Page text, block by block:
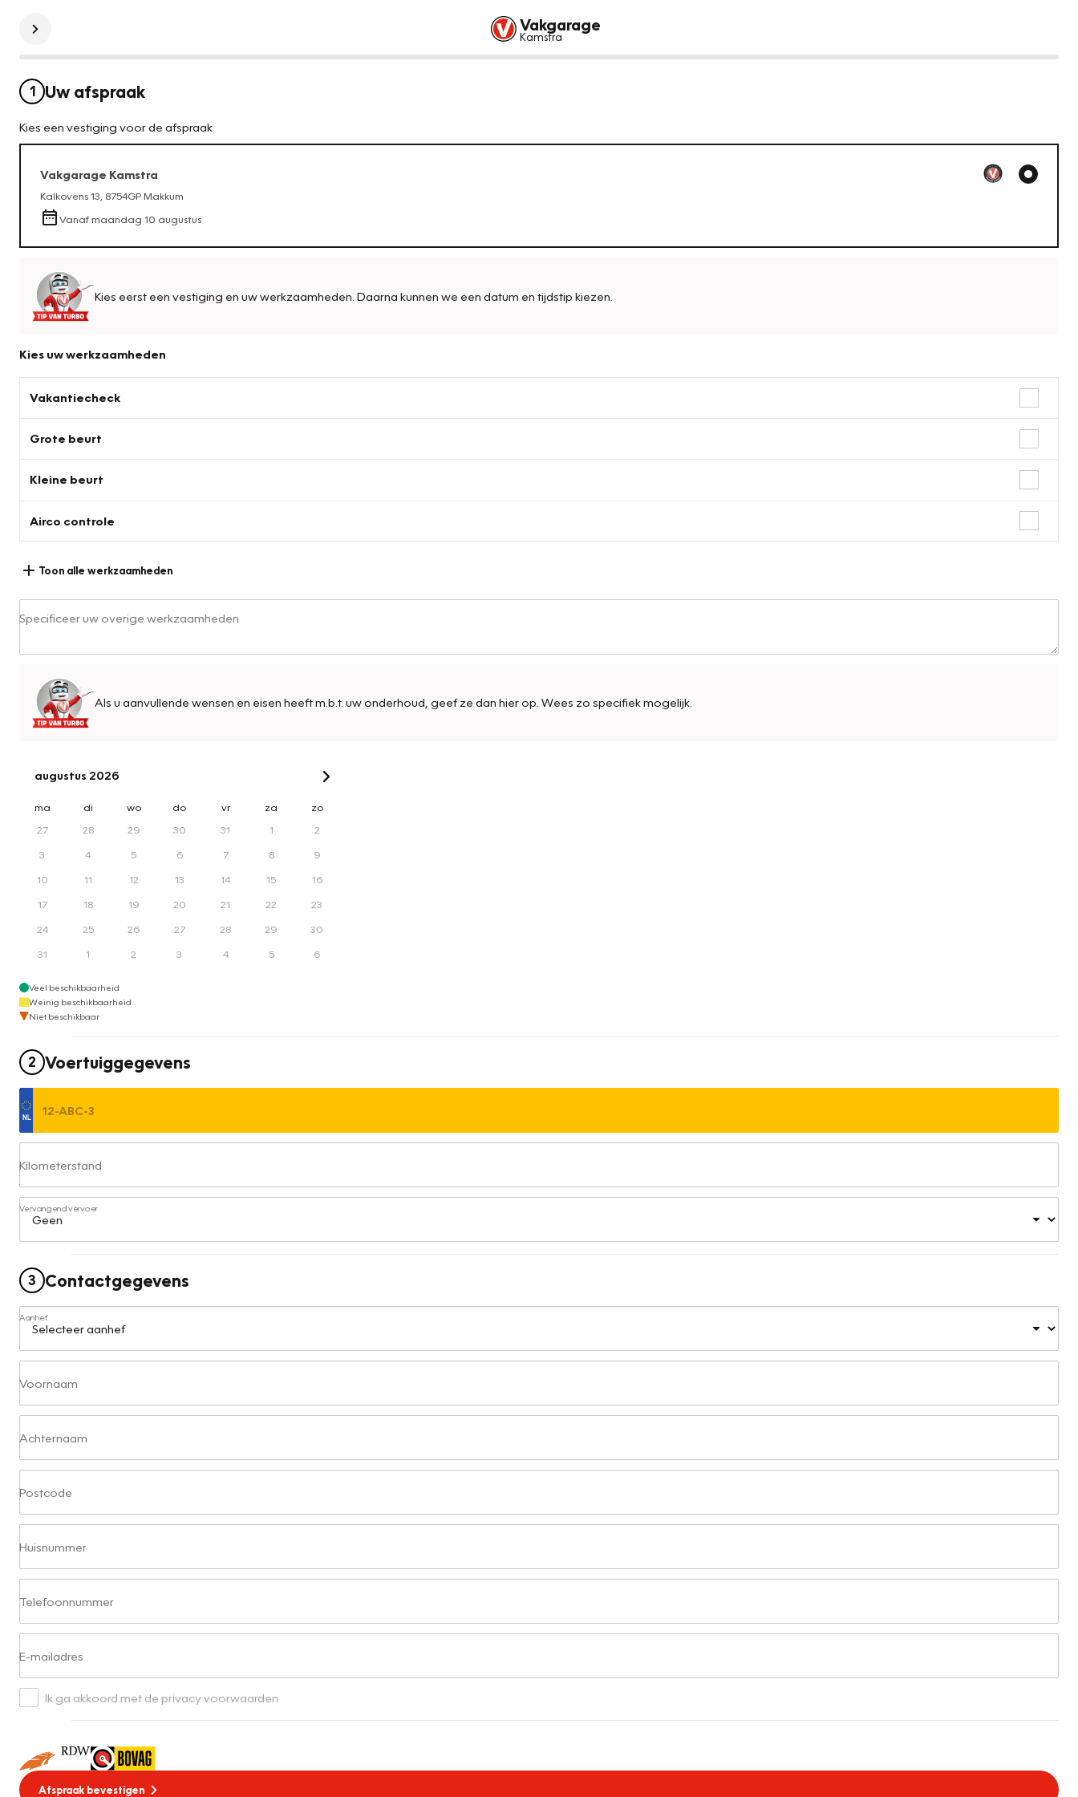
Vakgarage
Kamstra
1 Uw afspraak
Kies een vestiging voor de afspraak
Vakgarage Kamstra
Kalkovens 13 8754GPMakkum
Vanafmaandag 10 augustus
Kies eerst een vestiging en uw werkzaamheden. Daarna kunnen we een datum en tijdstip kiezen.
Kies uw werkzaamheden
Vakantiecheck
Grote beurt
Kleine beurt
Airco controle
Toon alle werkzaamheden
Specificeer uw overige werkzaamheden
Als u aanvullende wensen en eisen heeft m.b.t. uw onderhoud, geef ze dan hier op. Wees zo specifiek mogelijk.
augustus 2026
ma di wo do vr za
zo
27
28 29 30 31 1
2
3
4 5 6 7 8
9
10
11 12 13 14 15
16
17
18 19 20 21 22
23
24
25 26 27 28 29
30
31
1 2 3 4 5 6
Veel beschikbaarheid
Weinig beschikbaarheid
Niet beschikbaar
2 Voertuiggegevens
Kilometerstand
Vervangend vervoer
3 Contactgegevens
Aanhef
Voornaam
Achternaam
Postcode
Huisnummer
Telefoonnummer
E-mailadres
Ik ga akkoord met de privacy voorwaarden
Afspraak bevestigen